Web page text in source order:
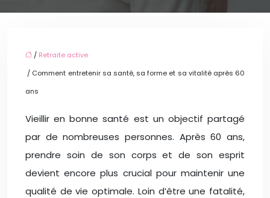
/ Retraite active
/ Comment entretenir sa santé, sa forme et sa vitalité après 60
ans
Vieillir en bonne santé est un objectif partagé
par de nombreuses personnes. Après 60 ans,
prendre soin de son corps et de son esprit
devient encore plus crucial pour maintenir une
qualité de vie optimale. Loin d’être une fatalité,